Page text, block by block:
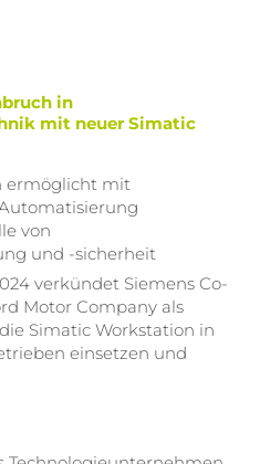
in
mit neuer Simatic
ermöglicht mit
von
und -sicherheit
verkündet Siemens Co-
Motor Company als
Simatic Workstation in
einsetzen und